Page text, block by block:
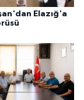
Elazığ'a